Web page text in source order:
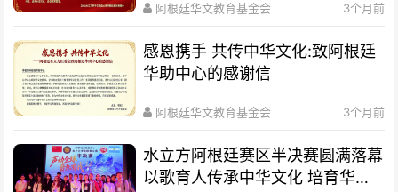
阿根廷华文教育基金会 3个月前
感恩携手 共传中华文化:致阿根廷
华助中心的感谢信
阿根廷华文教育基金会 3个月前
水立方阿根廷赛区半决赛圆满落幕
以歌育人传承中华文化 培育华裔